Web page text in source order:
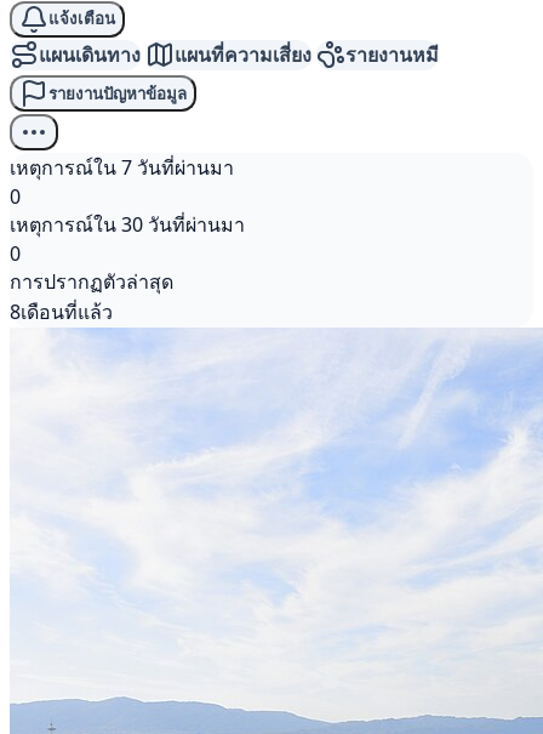
แจ้งเตือน
แผนเดินทาง แผนที่ความเสี่ยง รายงานหมี
รายงานปัญหาข้อมูล
เหตุการณ์ใน 7 วันที่ผ่านมา
0
เหตุการณ์ใน 30 วันที่ผ่านมา
0
การปรากฏตัวล่าสุด
8เดือนที่แล้ว